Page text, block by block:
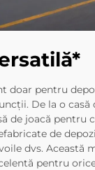
doar pentru
De la o casă
de joacă pentru
de
dvs. Această
pentru